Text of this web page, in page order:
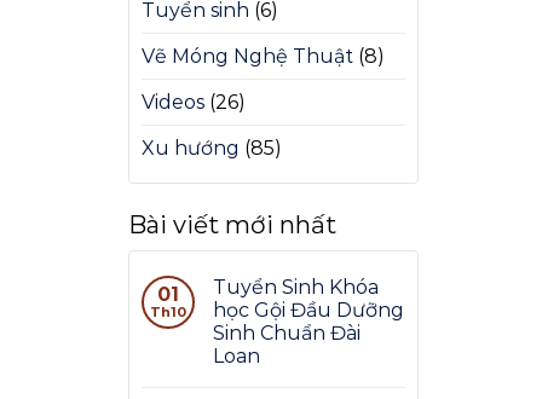
Tuyển sinh (6)
Vẽ Móng Nghệ Thuật (8)
Videos (26)
Xu hướng (85)
Bài viết mới nhất
01
Th10
Tuyển Sinh Khóa
học Gội Đầu Dưỡng
Sinh Chuẩn Đài
Loan